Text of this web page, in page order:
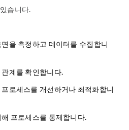
습니다.
면을 측정하고 데이터를 수집합니
관계를 확인합니다.
로세스를 개선하거나 최적화합니
프로세스를 통제합니다.